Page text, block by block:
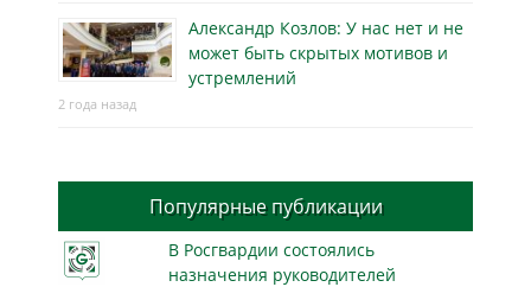
Александр Козлов: У нас нет и не
может быть скрытых мотивов и
устремлений
2 года назад
Популярные публикации
В Росгвардии состоялись
назначения руководителей